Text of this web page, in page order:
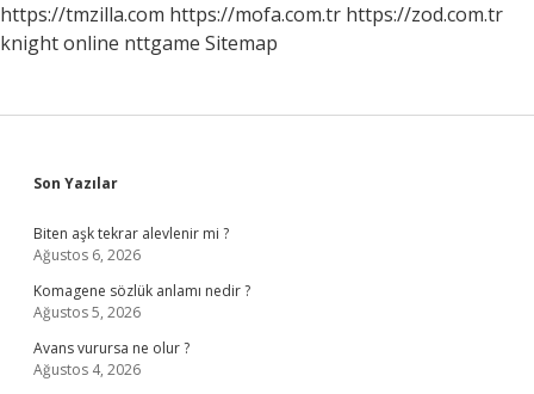
https://tmzilla.com https://mofa.com.tr https://zod.com.tr
knight online nttgame Sitemap
Sidebar
Son Yazılar
Biten aşk tekrar alevlenir mi ?
Ağustos 6, 2026
Komagene sözlük anlamı nedir ?
Ağustos 5, 2026
Avans vurursa ne olur ?
Ağustos 4, 2026